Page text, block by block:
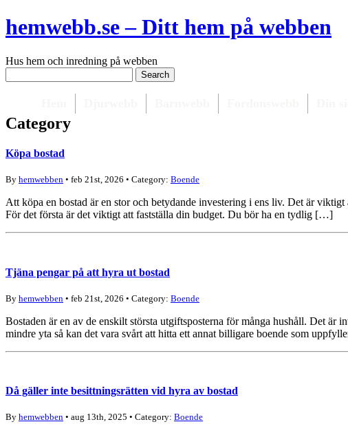
hemwebb.se – Ditt hem på webben
Hus hem och inredning på webben
Category
Köpa bostad
By hemwebben • feb 21st, 2026 • Category: Boende
Att köpa en bostad är en stor och betydande investering i ens liv. Det är
För det första är det viktigt att fastställa din budget. Du bör ha en tydlig […]
Tjäna pengar på att hyra ut bostad
By hemwebben • feb 21st, 2026 • Category: Boende
Bostaden är en av de enskilt största utgiftsposterna för många hushåll. Det är
mindre yta så kan det vara svårt att hitta ett annat billigare boende som
Då gäller inte besittningsrätten vid hyra av bostad
By hemwebben • aug 13th, 2025 • Category: Boende